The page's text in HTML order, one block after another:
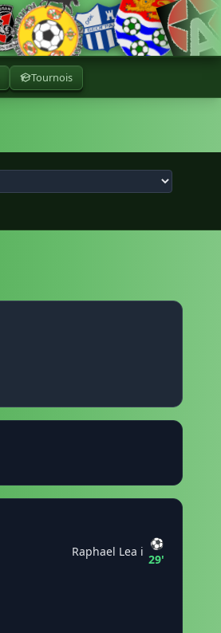
Tournois
Raphael Lea i
⚽
29'